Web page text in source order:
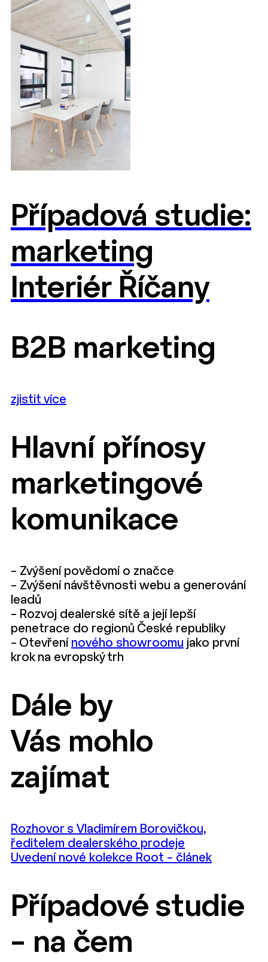
Případová studie:
marketing
Interiér Říčany
B2B marketing
zjistit více
Hlavní přínosy
marketingové
komunikace
– Zvýšení povědomí o značce
– Zvýšení návštěvnosti webu a generování
leadů
– Rozvoj dealerské sítě a její lepší
penetrace do regionů České republiky
– Otevření nového showroomu jako první
krok na evropský trh
Dále by
Vás mohlo
zajímat
Rozhovor s Vladimírem Borovičkou,
ředitelem dealerského prodeje
Uvedení nové kolekce Root – článek
Případové studie
– na čem